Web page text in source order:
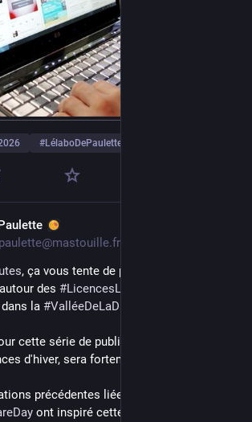
#LélaboDePaulette
, ça vous tente de participer à la création
autour des #LicencesLibres
dans la #ValléeDeLaDrôme
cette série de publications tardives,
d'hiver, sera fortement apprécié !
ont inspiré cette envie d'initier ce